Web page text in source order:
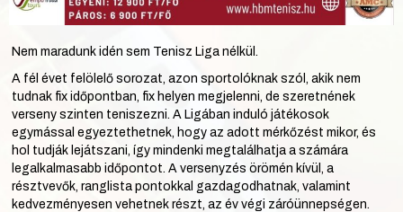
Nem maradunk idén sem Tenisz Liga nélkül.
A fél évet felölelő sorozat, azon sportolóknak szól, akik nem
tudnak fix időpontban, fix helyen megjelenni, de szeretnének
verseny szinten teniszezni. A Ligában induló játékosok
egymással egyeztethetnek, hogy az adott mérkőzést mikor, és
hol tudják lejátszani, így mindenki megtalálhatja a számára
legalkalmasabb időpontot. A versenyzés örömén kívül, a
résztvevők, ranglista pontokkal gazdagodhatnak, valamint
kedvezményesen vehetnek részt, az év végi záróünnepségen.